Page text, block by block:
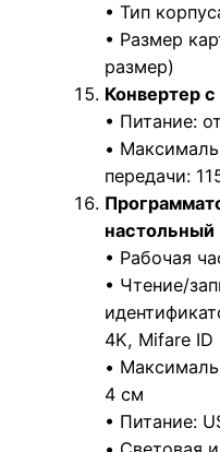
• Тип
• Размер
размер)
Конвертер
• Питание:
•
передачи:
настольный
• Рабочая
• Чтение/
4K, Mifare ID
•
4 см
• Питание: